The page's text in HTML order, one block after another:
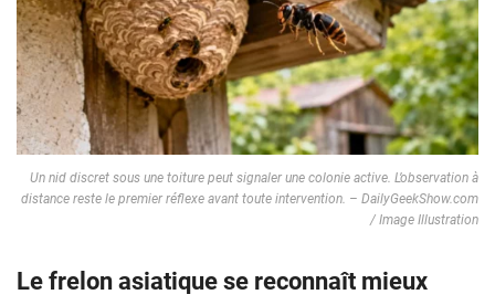
Un nid discret sous une toiture peut signaler une colonie active. L’observation à
distance reste le premier réflexe avant toute intervention. – DailyGeekShow.com
/ Image Illustration
Le frelon asiatique se reconnaît mieux